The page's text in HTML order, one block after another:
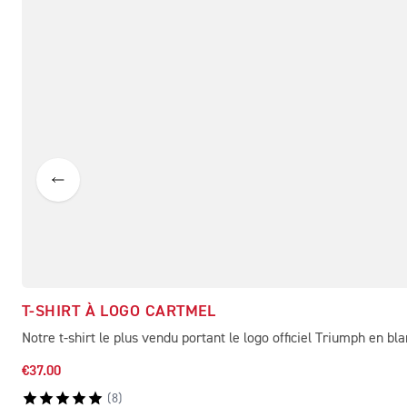
T-SHIRT À LOGO CARTMEL
Notre t-shirt le plus vendu portant le logo officiel Triumph en
€37.00
(8)